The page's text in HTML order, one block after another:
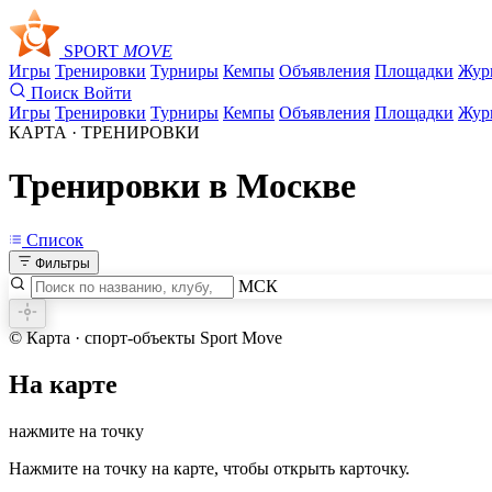
SPORT MOVE
Игры Тренировки Турниры Кемпы Объявления Площадки
Поиск Войти
Игры Тренировки Турниры Кемпы Объявления Площадки
КАРТА · ТРЕНИРОВКИ
Тренировки в Москве
Список
Фильтры
–
МСК
© Карта · спорт-объекты Sport Move
На карте
нажмите на точку
Нажмите на точку на карте, чтобы открыть карточку.